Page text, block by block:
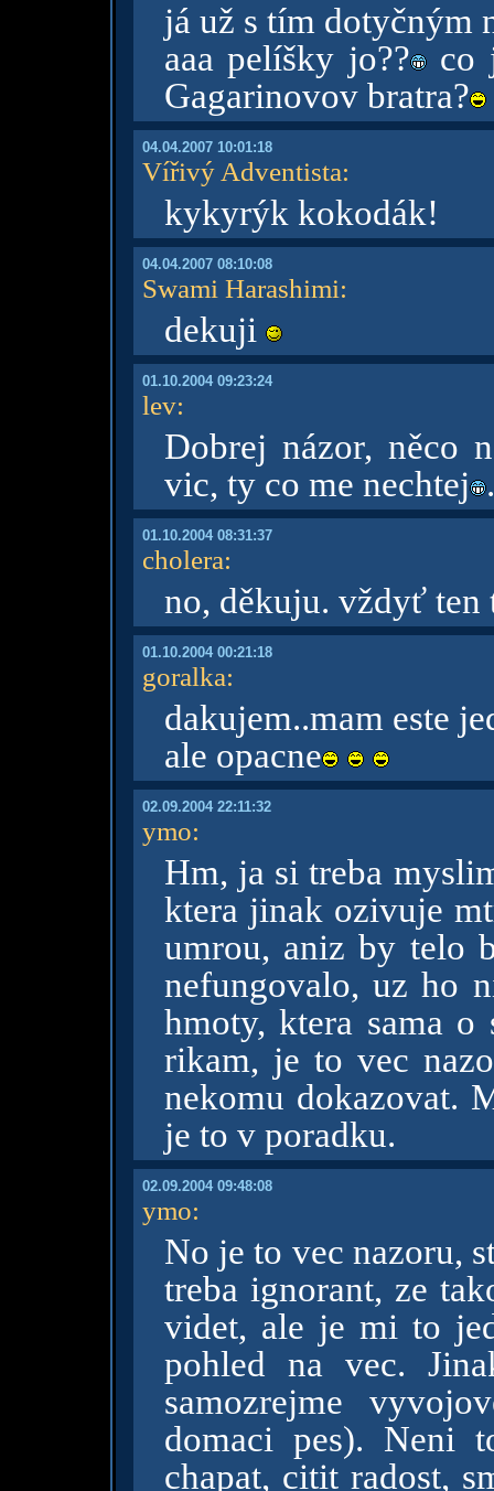
já už s tím dotyčným
aaa pelíšky jo?? co
Gagarinovov bratra?
04.04.2007 10:01:18
Vířivý Adventista:
kykyrýk kokodák!
04.04.2007 08:10:08
Swami Harashimi:
dekuji
01.10.2004 09:23:24
lev:
Dobrej názor, něco
vic, ty co me nechtej
01.10.2004 08:31:37
cholera:
no, děkuju. vždyť
01.10.2004 00:21:18
goralka:
dakujem..mam este
ale opacne
02.09.2004 22:11:32
ymo:
Hm, ja si treba
ktera jinak ozivuje
umrou, aniz by telo
nefungovalo, uz ho
hmoty, ktera sama
rikam, je to vec
nekomu dokazovat.
je to v poradku.
02.09.2004 09:48:08
ymo:
No je to vec nazoru,
treba ignorant, ze
videt, ale je mi to
pohled na vec.
samozrejme
domaci pes). Neni
chapat, citit radost,